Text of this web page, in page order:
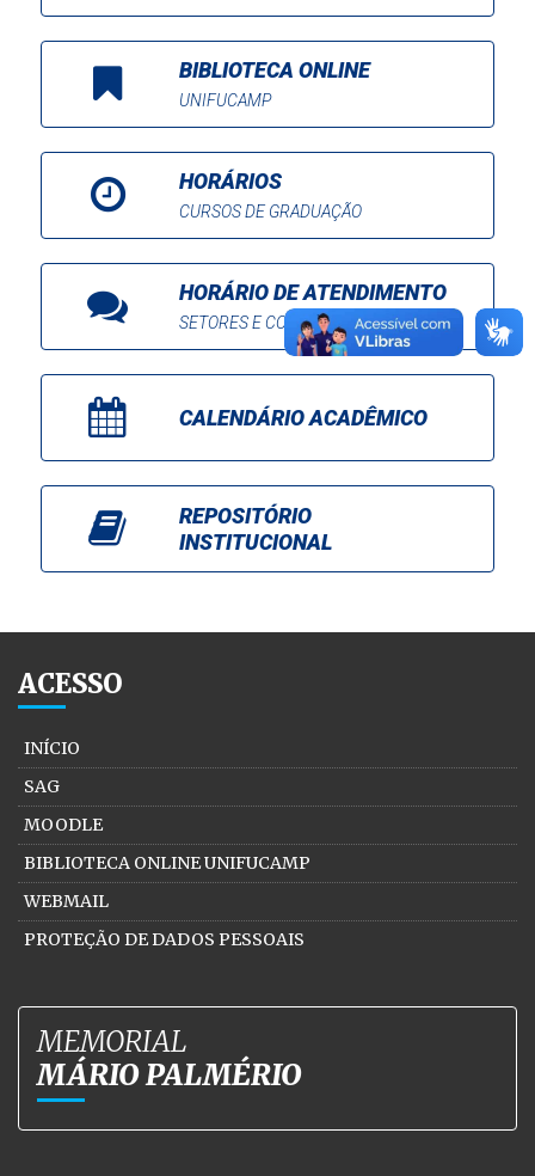
BIBLIOTECA ONLINE
UNIFUCAMP
HORÁRIOS
CURSOS DE GRADUAÇÃO
HORÁRIO DE ATENDIMENTO
SETORES E COORDENAÇÕES
CALENDÁRIO ACADÊMICO
REPOSITÓRIO
INSTITUCIONAL
ACESSO
INÍCIO
SAG
MOODLE
BIBLIOTECA ONLINE UNIFUCAMP
WEBMAIL
PROTEÇÃO DE DADOS PESSOAIS
MEMORIAL
MÁRIO PALMÉRIO